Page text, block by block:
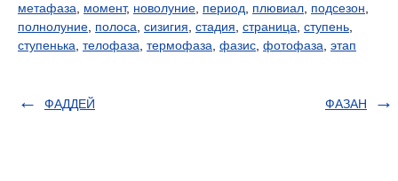
метафаза
момент, новолуние период плювиал подсезон
полнолуние полоса сизигия стадия страница ступень
ступенька телофаза термофаза фазис фотофаза этап
ФАДДЕЙ ФАЗАН